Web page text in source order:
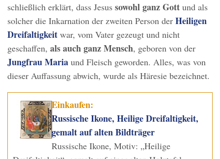
schließlich erklärt, dass Jesus sowohl ganz Gott und als
solcher die Inkarnation der zweiten Person der Heiligen
Dreifaltigkeit war, vom Vater gezeugt und nicht
geschaffen, als auch ganz Mensch, geboren von der
Jungfrau Maria und Fleisch geworden. Alles, was von
dieser Auffassung abwich, wurde als Häresie bezeichnet.
Einkaufen:
Russische Ikone, Heilige Dreifaltigkeit,
gemalt auf alten Bildträger
Russische Ikone, Motiv: „Heilige